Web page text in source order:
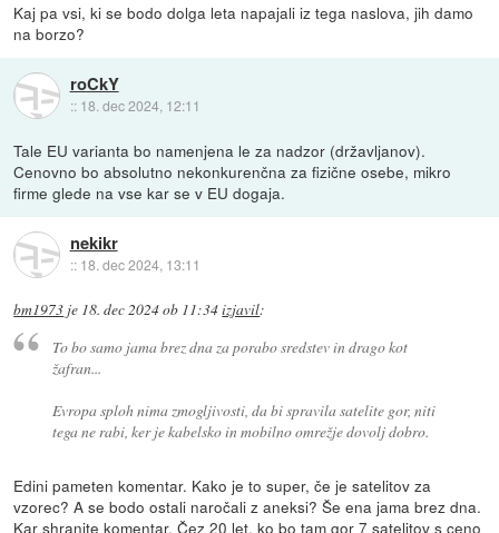
Kaj pa vsi, ki se bodo dolga leta napajali iz tega naslova, jih damo
na borzo?
roCkY
:: 18. dec 2024, 12:11
Tale EU varianta bo namenjena le za nadzor (državljanov).
Cenovno bo absolutno nekonkurenčna za fizične osebe, mikro
firme glede na vse kar se v EU dogaja.
nekikr
:: 18. dec 2024, 13:11
bm1973 je 18. dec 2024 ob 11:34izjavil:
To bo samo jama brez dna za porabo sredstev in drago kot
žafran...
Evropa sploh nima zmogljivosti, da bi spravila satelite gor, niti
tega ne rabi, ker je kabelsko in mobilno omrežje dovolj dobro.
Edini pameten komentar. Kako je to super, če je satelitov za
vzorec? A se bodo ostali naročali z aneksi? Še ena jama brez dna.
Kar shranite komentar. Čez 20 let, ko bo tam gor 7 satelitov s ceno